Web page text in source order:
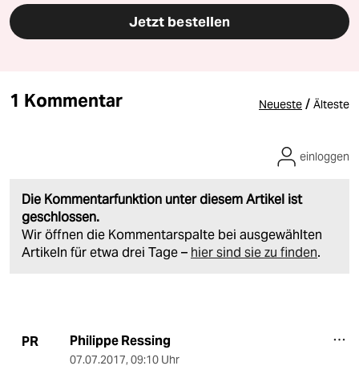
Jetzt bestellen
1 Kommentar Neueste / Älteste
Die Kommentarfunktion unter diesem Artikel ist
geschlossen.
Wir öffnen die Kommentarspalte bei ausgewählten
Artikeln für etwa drei Tage – hier sind sie zu finden.
einloggen
PR Philippe Ressing
07.07.2017, 09:10 Uhr